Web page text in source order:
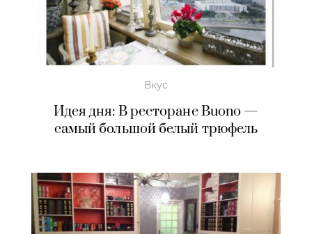
Вкус
Идея дня: В ресторане Buono —
самый большой белый трюфель